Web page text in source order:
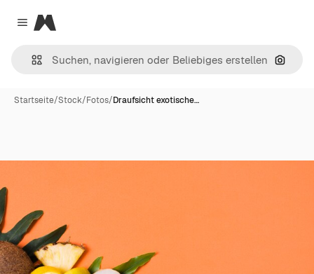
Close menu
Magnific
Nach
Startseite/Stock/Fotos/Draufsicht exotische…